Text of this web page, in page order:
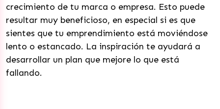
crecimiento de tu marca o empresa. Esto puede
resultar muy beneficioso, en especial si es que
sientes que tu emprendimiento está moviéndose
lento o estancado. La inspiración te ayudará a
desarrollar un plan que mejore lo que está
fallando.